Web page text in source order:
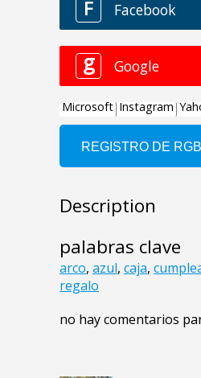
Description
palabras clave
arco, azul, caja,
regalo
no hay comentarios